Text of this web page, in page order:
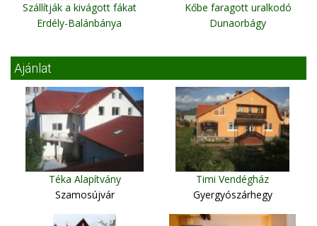
Szállítják a kivágott fákat
Erdély-Balánbánya
Kőbe faragott uralkodó
Dunaorbágy
Ajánlat
Téka Alapítvány
Szamosújvár
Timi Vendégház
Gyergyószárhegy